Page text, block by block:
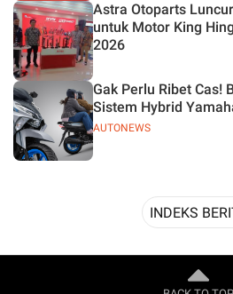
Astra Otoparts
untuk Motor King
2026
AUTONEWS
Gak Perlu Ribet Cas!
Sistem Hybrid
INDEKS